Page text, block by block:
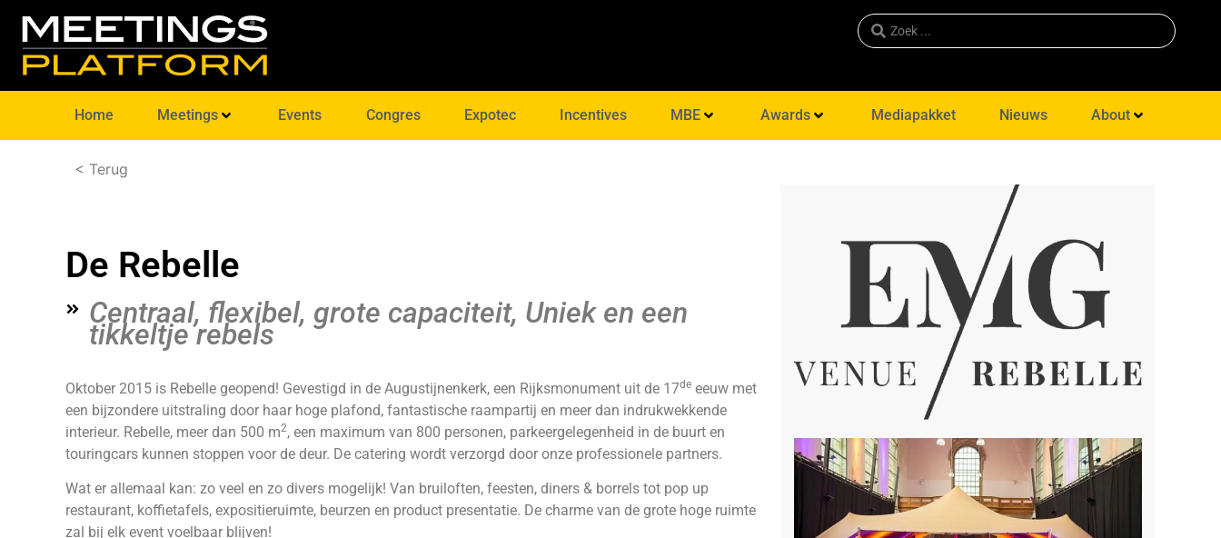
Home Meetings Events Congres Expotec Incentives MBE Awards Mediapakket Nieuws About
< Terug
De Rebelle
Centraal, flexibel, grote capaciteit, Uniek en een
tikkeltje rebels
Oktober 2015 is Rebelle geopend! Gevestigd in de Augustijnenkerk, een Rijksmonument uit de 17de eeuw met
een bijzondere uitstraling door haar hoge plafond, fantastische raampartij en meer dan indrukwekkende
interieur. Rebelle, meer dan 500 m2, een maximum van 800 personen, parkeergelegenheid in de buurt en
touringcars kunnen stoppen voor de deur. De catering wordt verzorgd door onze professionele partners.
Wat er allemaal kan: zo veel en zo divers mogelijk! Van bruiloften, feesten, diners & borrels tot pop up
restaurant, koffietafels, expositieruimte, beurzen en product presentatie. De charme van de grote hoge ruimte
zal bij elk event voelbaar blijven!